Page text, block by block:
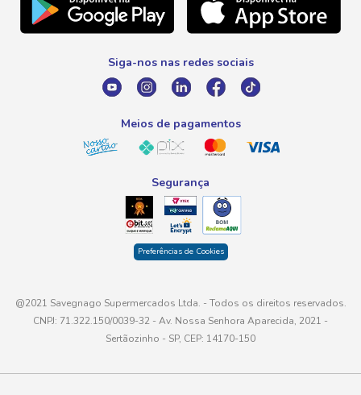
Promoção Fim de Ano
Telefone
0800 016 6680
atendimento@savegnago.com.br
Siga-nos nas redes sociais
Meios de pagamentos
Segurança
Preferências de Cookies
@2021 Savegnago Supermercados Ltda. - Todos os direitos reservados.
CNPJ: 71.322.150/0039-32 - Av. Nossa Senhora Aparecida, 2021 -
Sertãozinho - SP, CEP: 14170-150